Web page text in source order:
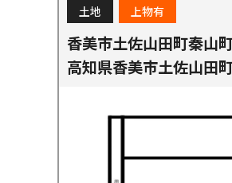
土地 上物有
香美市土佐山田町秦山
高知県香美市土佐山田